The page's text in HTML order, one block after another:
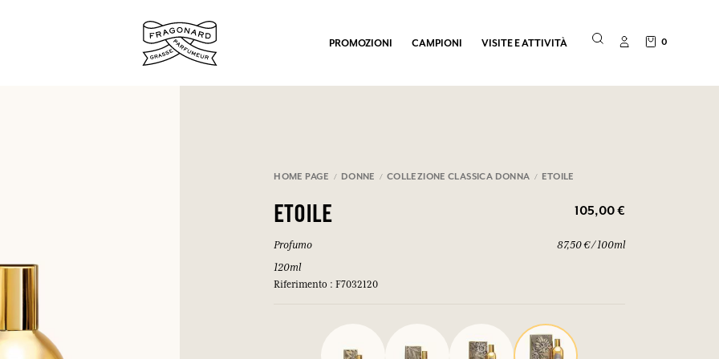
PROMOZIONI CAMPIONI VISITE E ATTIVITÀ 0
HOME PAGE DONNE COLLEZIONE CLASSICA DONNA ETOILE
ETOILE 105,00 €
Profumo
120ml
Riferimento : F7032120
87,50 € / 100ml